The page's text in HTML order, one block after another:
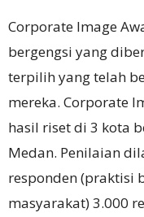
Corporate Image
bergengsi yang
terpilih yang telah
mereka. Corporate
hasil riset di 3 kota
Medan. Penilaian
responden (praktisi
masyarakat) 3.000